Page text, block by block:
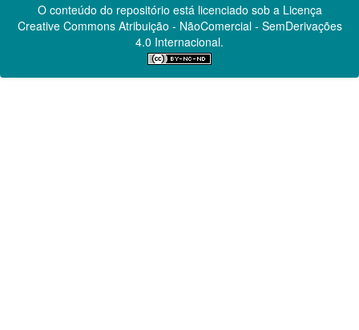
O conteúdo do repositório está licenciado sob a Licença
Creative CommonsAtribuição - NãoComercial - SemDerivações
4.0 Internacional.